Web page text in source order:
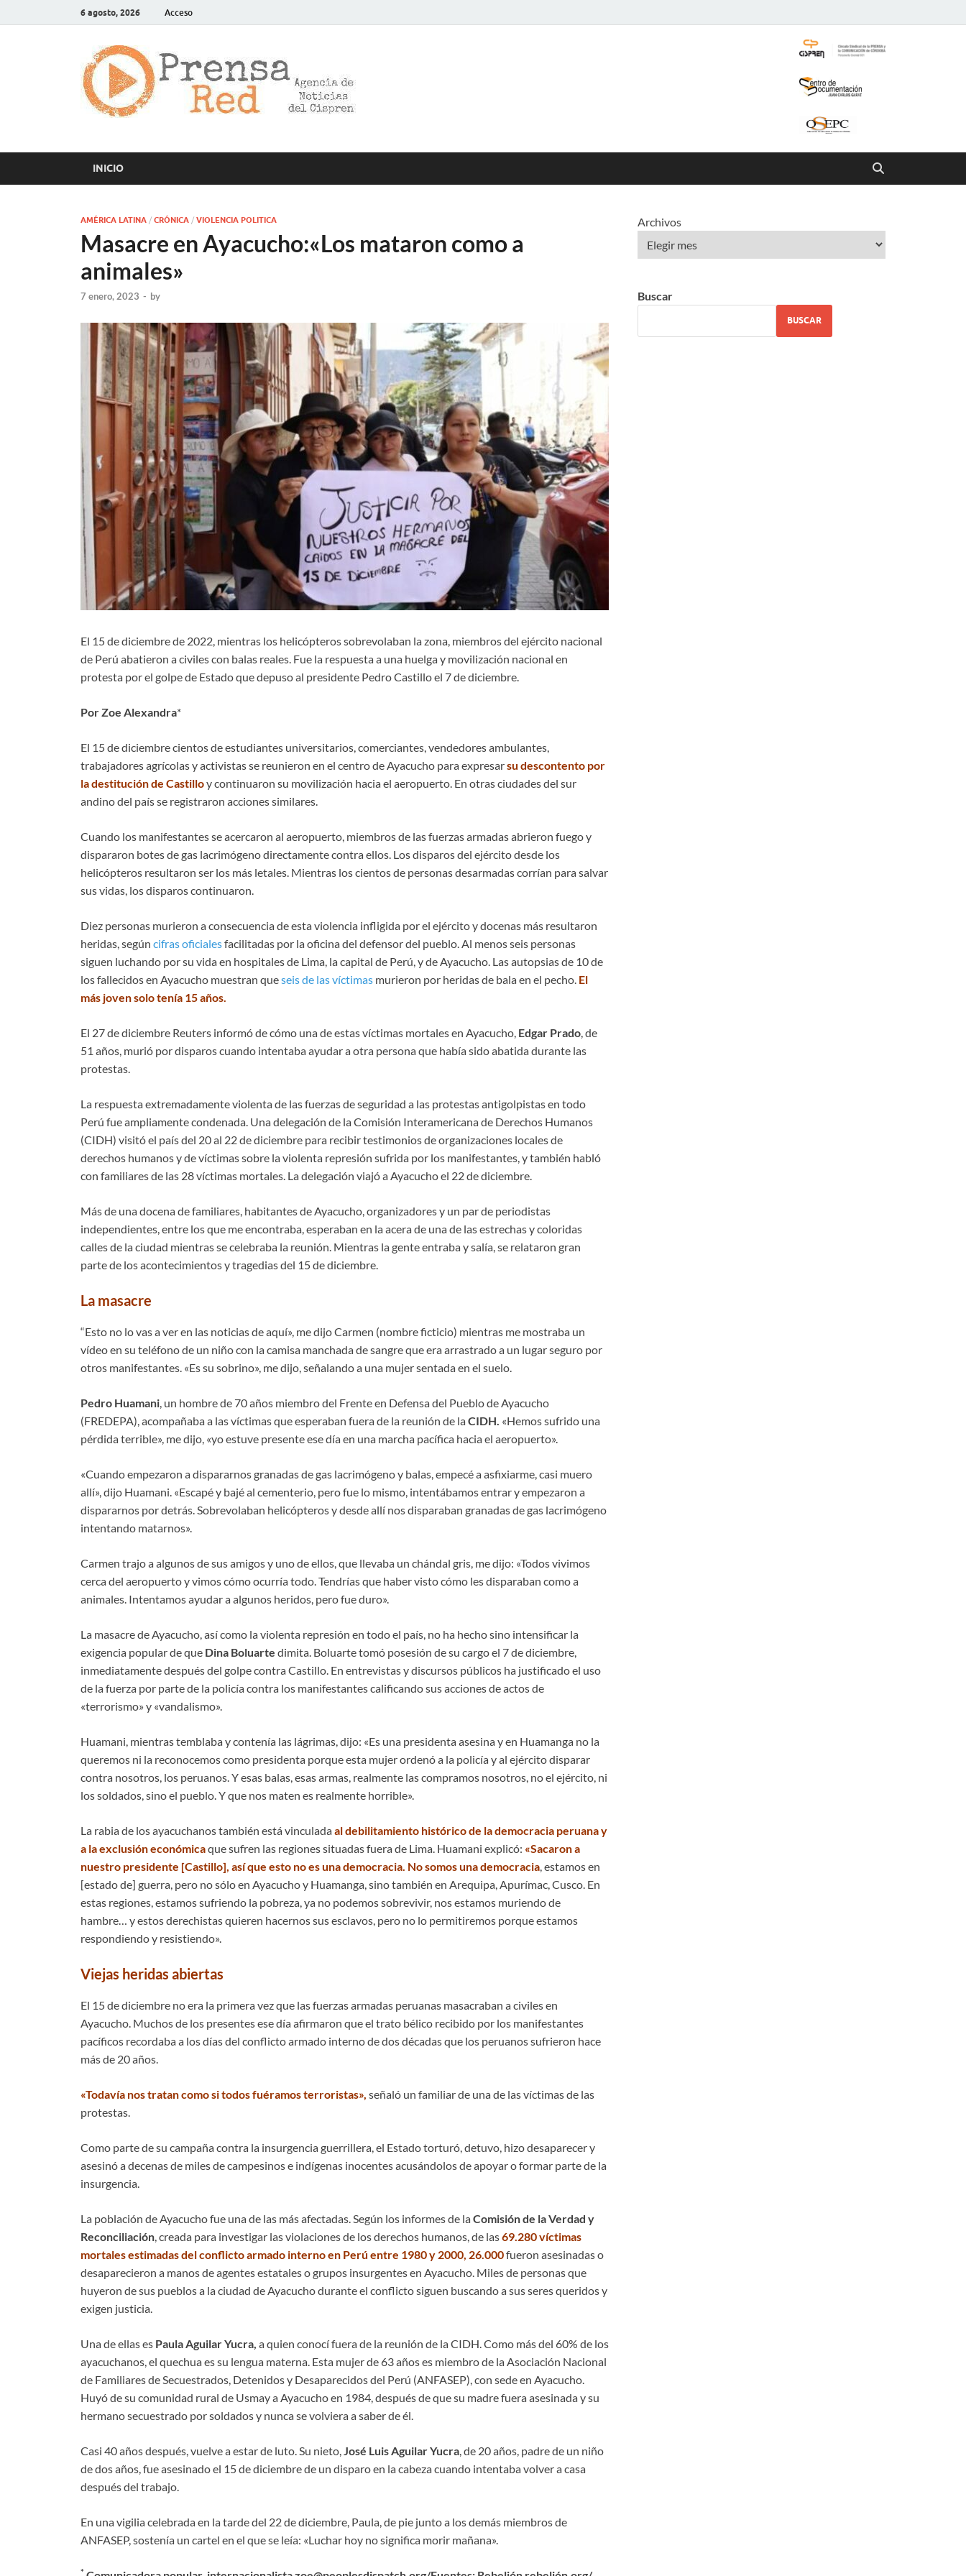
6 agosto, 2026 Acceso
INICIO
AMÉRICA LATINA / CRÓNICA / VIOLENCIA POLITICA
Masacre en Ayacucho:«Los mataron como a
animales»
7 enero, 2023 - by
El 15 de diciembre de 2022, mientras los helicópteros sobrevolaban la zona, miembros del ejército nacional
de Perú abatieron a civiles con balas reales. Fue la respuesta a una huelga y movilización nacional en
protesta por el golpe de Estado que depuso al presidente Pedro Castillo el 7 de diciembre.
Por Zoe Alexandra*
El 15 de diciembre cientos de estudiantes universitarios, comerciantes, vendedores ambulantes,
trabajadores agrícolas y activistas se reunieron en el centro de Ayacucho para expresarsu descontento por
la destitución de Castilloy continuaron su movilización hacia el aeropuerto. En otras ciudades del sur
andino del país se registraron acciones similares.
Cuando los manifestantes se acercaron al aeropuerto, miembros de las fuerzas armadas abrieron fuego y
dispararon botes de gas lacrimógeno directamente contra ellos. Los disparos del ejército desde los
helicópteros resultaron ser los más letales. Mientras los cientos de personas desarmadas corrían para salvar
sus vidas, los disparos continuaron.
Diez personas murieron a consecuencia de esta violencia infligida por el ejército y docenas más resultaron
heridas, según cifras oficialesfacilitadas por la oficina del defensor del pueblo. Al menos seis personas
siguen luchando por su vida en hospitales de Lima, la capital de Perú, y de Ayacucho. Las autopsias de 10 de
los fallecidos en Ayacucho muestran queseis de las víctimas murieron por heridas de bala en el pecho. El
más joven solo tenía 15 años.
El 27 de diciembre Reuters informó de cómo una de estas víctimas mortales en Ayacucho, Edgar Prado, de
51 años, murió por disparos cuando intentaba ayudar a otra persona que había sido abatida durante las
protestas.
La respuesta extremadamente violenta de las fuerzas de seguridad a las protestas antigolpistas en todo
Perú fue ampliamente condenada. Una delegación de la Comisión Interamericana de Derechos Humanos
(CIDH) visitó el país del 20 al 22 de diciembre para recibir testimonios de organizaciones locales de
derechos humanos y de víctimas sobre la violenta represión sufrida por los manifestantes, y también habló
con familiares de las 28 víctimas mortales. La delegación viajó a Ayacucho el 22 de diciembre.
Más de una docena de familiares, habitantes de Ayacucho, organizadores y un par de periodistas
independientes, entre los que me encontraba, esperaban en la acera de una de las estrechas y coloridas
calles de la ciudad mientras se celebraba la reunión. Mientras la gente entraba y salía, se relataron gran
parte de los acontecimientos y tragedias del 15 de diciembre.
La masacre
“Esto no lo vas a ver en las noticias de aquí», me dijo Carmen (nombre ficticio) mientras me mostraba un
vídeo en su teléfono de un niño con la camisa manchada de sangre que era arrastrado a un lugar seguro por
otros manifestantes. «Es su sobrino», me dijo, señalando a una mujer sentada en el suelo.
Pedro Huamani, un hombre de 70 años miembro del Frente en Defensa del Pueblo de Ayacucho
(FREDEPA), acompañaba a las víctimas que esperaban fuera de la reunión de laCIDH. «Hemos sufrido una
pérdida terrible», me dijo, «yo estuve presente ese día en una marcha pacífica hacia el aeropuerto».
«Cuando empezaron a dispararnos granadas de gas lacrimógeno y balas, empecé a asfixiarme, casi muero
allí», dijo Huamani. «Escapé y bajé al cementerio, pero fue lo mismo, intentábamos entrar y empezaron a
dispararnos por detrás. Sobrevolaban helicópteros y desde allí nos disparaban granadas de gas lacrimógeno
intentando matarnos».
Carmen trajo a algunos de sus amigos y uno de ellos, que llevaba un chándal gris, me dijo: «Todos vivimos
cerca del aeropuerto y vimos cómo ocurría todo. Tendrías que haber visto cómo les disparaban como a
animales. Intentamos ayudar a algunos heridos, pero fue duro».
La masacre de Ayacucho, así como la violenta represión en todo el país, no ha hecho sino intensificar la
exigencia popular de que Dina Boluarte dimita. Boluarte tomó posesión de su cargo el 7 de diciembre,
inmediatamente después del golpe contra Castillo. En entrevistas y discursos públicos ha justificado el uso
de la fuerza por parte de la policía contra los manifestantes calificando sus acciones de actos de
«terrorismo» y «vandalismo».
Huamani, mientras temblaba y contenía las lágrimas, dijo: «Es una presidenta asesina y en Huamanga no la
queremos ni la reconocemos como presidenta porque esta mujer ordenó a la policía y al ejército disparar
contra nosotros, los peruanos. Y esas balas, esas armas, realmente las compramos nosotros, no el ejército, ni
los soldados, sino el pueblo. Y que nos maten es realmente horrible».
La rabia de los ayacuchanos también está vinculadaal debilitamiento histórico de la democracia peruana y
a la exclusión económicaque sufren las regiones situadas fuera de Lima. Huamani explicó: «Sacaron a
nuestro presidente [Castillo], así que esto no es una democracia. No somos una democracia, estamos en
[estado de] guerra, pero no sólo en Ayacucho y Huamanga, sino también en Arequipa, Apurímac, Cusco. En
estas regiones, estamos sufriendo la pobreza, ya no podemos sobrevivir, nos estamos muriendo de
hambre… y estos derechistas quieren hacernos sus esclavos, pero no lo permitiremos porque estamos
respondiendo y resistiendo».
Viejas heridas abiertas
El 15 de diciembre no era la primera vez que las fuerzas armadas peruanas masacraban a civiles en
Ayacucho. Muchos de los presentes ese día afirmaron que el trato bélico recibido por los manifestantes
pacíficos recordaba a los días del conflicto armado interno de dos décadas que los peruanos sufrieron hace
más de 20 años.
«Todavía nos tratan como si todos fuéramos terroristas», señaló un familiar de una de las víctimas de las
protestas.
Como parte de su campaña contra la insurgencia guerrillera, el Estado torturó, detuvo, hizo desaparecer y
asesinó a decenas de miles de campesinos e indígenas inocentes acusándolos de apoyar o formar parte de la
insurgencia.
La población de Ayacucho fue una de las más afectadas. Según los informes de laComisión de la Verdad y
Reconciliación, creada para investigar las violaciones de los derechos humanos, de las69.280 víctimas
mortales estimadas del conflicto armado interno en Perú entre 1980 y 2000, 26.000fueron asesinadas o
desaparecieron a manos de agentes estatales o grupos insurgentes en Ayacucho. Miles de personas que
huyeron de sus pueblos a la ciudad de Ayacucho durante el conflicto siguen buscando a sus seres queridos y
exigen justicia.
Una de ellas es Paula Aguilar Yucra, a quien conocí fuera de la reunión de la CIDH. Como más del 60% de los
ayacuchanos, el quechua es su lengua materna. Esta mujer de 63 años es miembro de la Asociación Nacional
de Familiares de Secuestrados, Detenidos y Desaparecidos del Perú (ANFASEP), con sede en Ayacucho.
Huyó de su comunidad rural de Usmay a Ayacucho en 1984, después de que su madre fuera asesinada y su
hermano secuestrado por soldados y nunca se volviera a saber de él.
Casi 40 años después, vuelve a estar de luto. Su nieto,José Luis Aguilar Yucra, de 20 años, padre de un niño
de dos años, fue asesinado el 15 de diciembre de un disparo en la cabeza cuando intentaba volver a casa
después del trabajo.
En una vigilia celebrada en la tarde del 22 de diciembre, Paula, de pie junto a los demás miembros de
ANFASEP, sostenía un cartel en el que se leía: «Luchar hoy no significa morir mañana».
*
Archivos
Buscar
BUSCAR